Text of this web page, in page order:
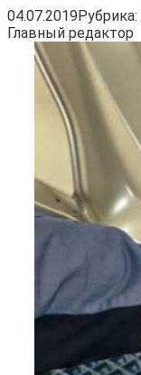
04.07.2019Рубрика:
Главный редактор